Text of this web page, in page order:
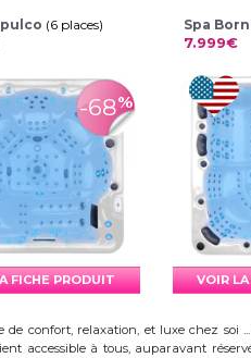
(6 places)
-68%
FICHE PRODUIT
Spa
7.999€
VOIR
confort, relaxation, et luxe chez soi
accessible à tous, auparavant